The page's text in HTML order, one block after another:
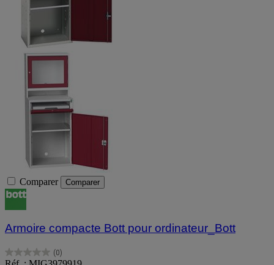
Comparer Comparer
Armoire compacte Bott pour ordinateur_Bott
(0)
0.0